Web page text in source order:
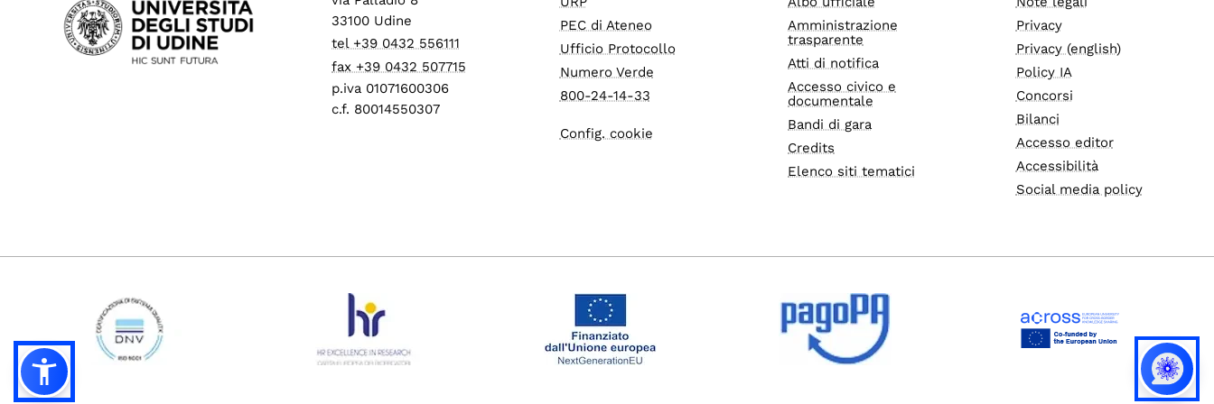
33100 Udine
tel +39 0432 556111
fax +39 0432 507715
p.iva 01071600306
c.f. 80014550307
PEC di Ateneo
Ufficio Protocollo
Numero Verde
800-24-14-33
Config. cookie
Amministrazione
trasparente
Atti di notifica
Accesso civico e
documentale
Bandi di gara
Credits
Elenco siti tematici
Privacy
Privacy (english)
Policy IA
Concorsi
Bilanci
Accesso editor
Accessibilità
Social media policy